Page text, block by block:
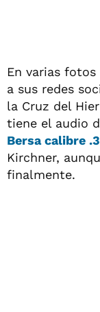
En varias fotos
a sus redes
la Cruz del
tiene el audio
Bersa calibre
Kirchner,
finalmente.